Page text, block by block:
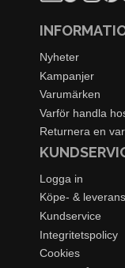
Nyheter
Kampanjer
Varumärken
Varför handla
Returnera en
Logga in
Köpe- &
Kundservice
Integritetspolicy
Cookies